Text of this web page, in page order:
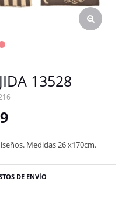
13528
Medidas 26 x170cm.
DE ENVÍO